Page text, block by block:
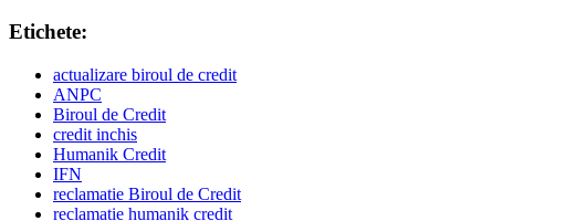
Etichete:
actualizare biroul de credit
ANPC
Biroul de Credit
credit inchis
Humanik Credit
IFN
reclamatie Biroul de Credit
reclamatie humanik credit